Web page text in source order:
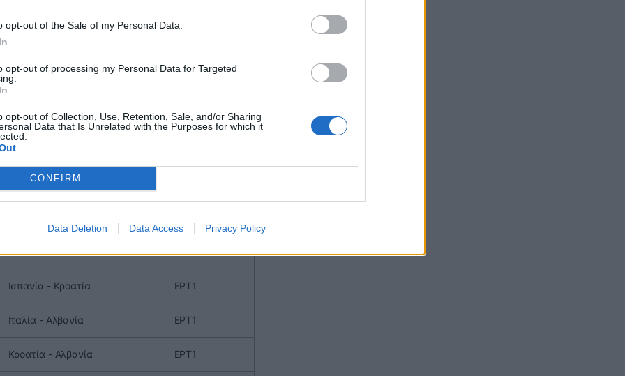
opt-out of the Sale of my Personal Data.
opt-out of processing my Personal Data for Targeted
opt-out of Collection, Use, Retention, Sale, and/or Sharing
Data that Is Unrelated with the Purposes for which it
CONFIRM
Data Deletion Data Access Privacy Policy
ΑΓΩΝΑΣ ΚΑΝΑΛΙ
Ισπανία - Κροατία ΕΡΤ1
Ιταλία - Αλβανία ΕΡΤ1
Κροατία - Αλβανία ΕΡΤ1